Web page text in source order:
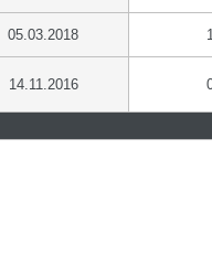
05.03.2018
14.11.2016